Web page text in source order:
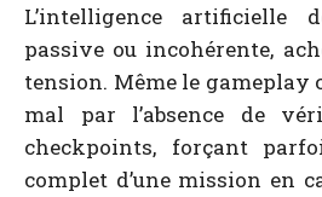
L’intelligence artificielle
passive ou incohérente,
tension. Même le gameplay
mal par l’absence de
checkpoints, forçant
complet d’une mission en